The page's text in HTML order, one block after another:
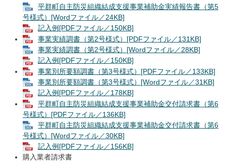
平群町自主防災組織結成支援事業補助金実績報告書（第5
号様式）[Wordファイル／24KB]
記入例[PDFファイル／150KB]
事業実績調書（第2号様式）[PDFファイル／131KB]
事業実績調書（第2号様式）[Wordファイル／28KB]
記入例[PDFファイル／150KB]
事業別所要額調書（第3号様式）[PDFファイル／133KB]
事業別所要額調書（第3号様式）[Wordファイル／31KB]
記入例[PDFファイル／178KB]
平群町自主防災組織結成支援事業補助金交付請求書（第6
号様式）[PDFファイル／136KB]
平群町自主防災組織結成支援事業補助金交付請求書（第6
号様式）[Wordファイル／30KB]
記入例[PDFファイル／156KB]
購入業者請求書